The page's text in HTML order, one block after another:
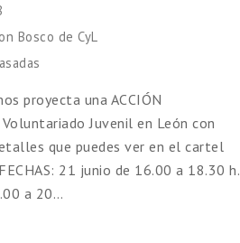
Bosco de CyL
proyecta una ACCIÓN
Juvenil en León con
que puedes ver en el cartel
21 junio de 16.00 a 18.30 h.
a 20…